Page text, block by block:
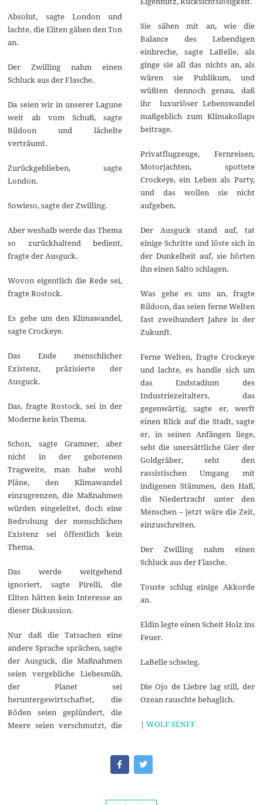
Absolut, sagte London und
lachte, die Eliten gäben den Ton
an.
Der Zwilling nahm einen
Schluck aus der Flasche.
Da seien wir in unserer Lagune
weit ab vom Schuß, sagte
Bildoon und lächelte
verträumt.
Zurückgeblieben, sagte
London.
Sowieso, sagte der Zwilling.
Aber weshalb werde das Thema
so zurückhaltend bedient,
fragte der Ausguck.
Wovon eigentlich die Rede sei,
fragte Rostock.
Es gehe um den Klimawandel,
sagte Crockeye.
Das Ende menschlicher
Existenz, präzisierte der
Ausguck.
Das, fragte Rostock, sei in der
Moderne kein Thema.
Schon, sagte Gramner, aber
nicht in der gebotenen
Tragweite, man habe wohl
Pläne, den Klimawandel
einzugrenzen, die Maßnahmen
würden eingeleitet, doch eine
Bedrohung der menschlichen
Existenz sei öffentlich kein
Thema.
Das werde weitgehend
ignoriert, sagte Pirelli, die
Eliten hätten kein Interesse an
dieser Diskussion.
Nur daß die Tatsachen eine
andere Sprache sprächen, sagte
der Ausguck, die Maßnahmen
seien vergebliche Liebesmüh,
der Planet sei
heruntergewirtschaftet, die
Böden seien geplündert, die
Meere seien verschmutzt, die
Sie sähen mit an, wie die
Balance des Lebendigen
einbreche, sagte LaBelle, als
ginge sie all das nichts an, als
wären sie Publikum, und
wüßten dennoch genau, daß
ihr luxuriöser Lebenswandel
maßgeblich zum Klimakollaps
beitrage.
Privatflugzeuge, Fernreisen,
Motorjachten, spottete
Crockeye, ein Leben als Party,
und das wollen sie nicht
aufgeben.
Der Ausguck stand auf, tat
einige Schritte und löste sich in
der Dunkelheit auf, sie hörten
ihn einen Salto schlagen.
Was gehe es uns an, fragte
Bildoon, das seien ferne Welten
fast zweihundert Jahre in der
Zukunft.
Ferne Welten, fragte Crockeye
und lachte, es handle sich um
das Endstadium des
Industriezeitalters, das
gegenwärtig, sagte er, werft
einen Blick auf die Stadt, sagte
er, in seinen Anfängen liege,
seht die unersättliche Gier der
Goldgräber, seht den
rassistischen Umgang mit
indigenen Stämmen, den Haß,
die Niedertracht unter den
Menschen – jetzt wäre die Zeit,
einzuschreiten.
Der Zwilling nahm einen
Schluck aus der Flasche.
Touste schlug einige Akkorde
an.
Eldin legte einen Scheit Holz ins
Feuer.
LaBelle schwieg.
Die Ojo de Liebre lag still, der
Ozean rauschte behaglich.
| WOLF SENFF